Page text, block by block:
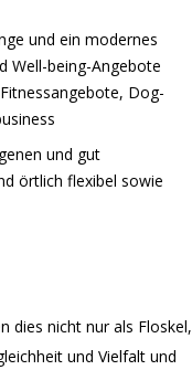
und ein modernes
Well-being-Angebote
Dog-
und gut
örtlich flexibel sowie
dies nicht nur als Floskel,
und Vielfalt und